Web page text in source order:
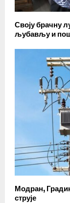
Своју брачну
љубављу и
Модран,
струје